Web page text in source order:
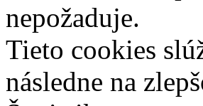
nepožaduje.
Tieto cookies
následne na